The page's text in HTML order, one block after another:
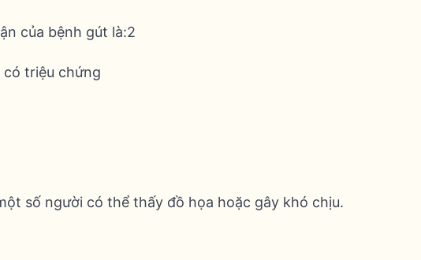
của bệnh gút là:2
có triệu chứng
số người có thể thấy đồ họa hoặc gây khó chịu.